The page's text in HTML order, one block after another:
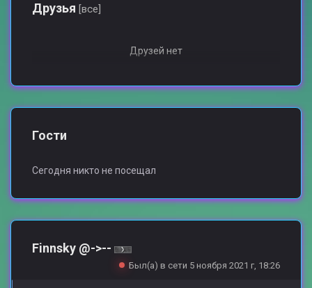
Друзья [все]
Друзей нет
Гости
Сегодня никто не посещал
Finnsky @->--
Был(а) в сети 5 ноября 2021 г, 18:26